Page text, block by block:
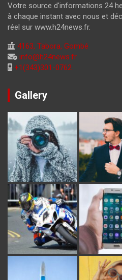
Votre source d'informations 24
à chaque instant avec nous et
réel sur www.h24news.fr.
4163, Tabora, Gombé
info@h24news.fr
+1(343)301-0762
Gallery